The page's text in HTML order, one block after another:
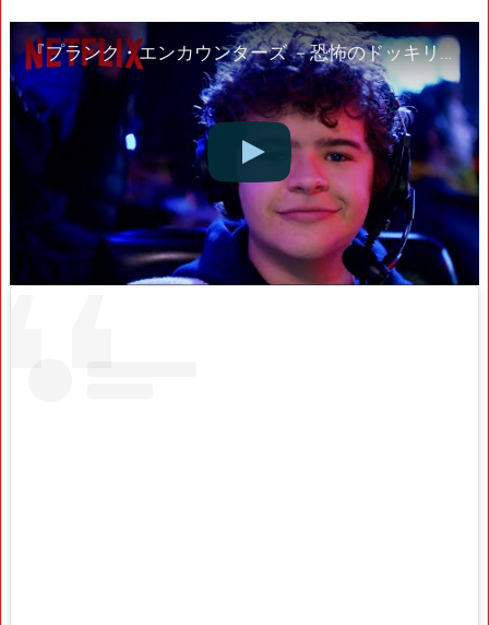
『プランク・エンカウンターズ －恐怖のドッキリ－』予告編 – Netflix